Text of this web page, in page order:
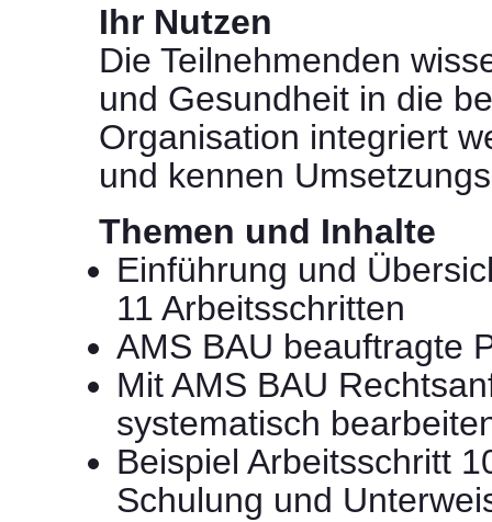
Ihr Nutzen
Die Teilnehmenden
und Gesundheit in die
Organisation integriert
und kennen
Themen und Inhalte
Einführung und
11 Arbeitsschritten
AMS BAU beauftragte
Mit AMS BAU
systematisch
Beispiel Arbeitsschritt
Schulung und